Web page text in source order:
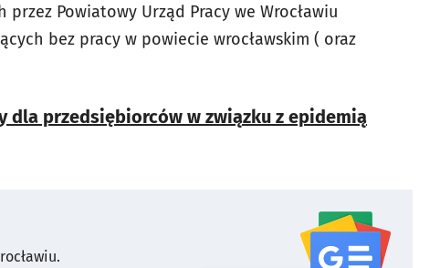
Powiatowy Urząd Pracy we Wrocławiu
bez pracy w powiecie wrocławskim ( oraz
dla przedsiębiorców w związku z epidemią